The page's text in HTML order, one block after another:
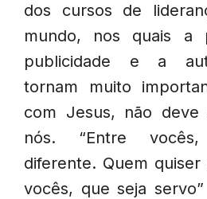
dos cursos de
mundo, nos quais a
publicidade e a
tornam muito
com Jesus, não deve
nós. “Entre
diferente. Quem
vocês, que seja